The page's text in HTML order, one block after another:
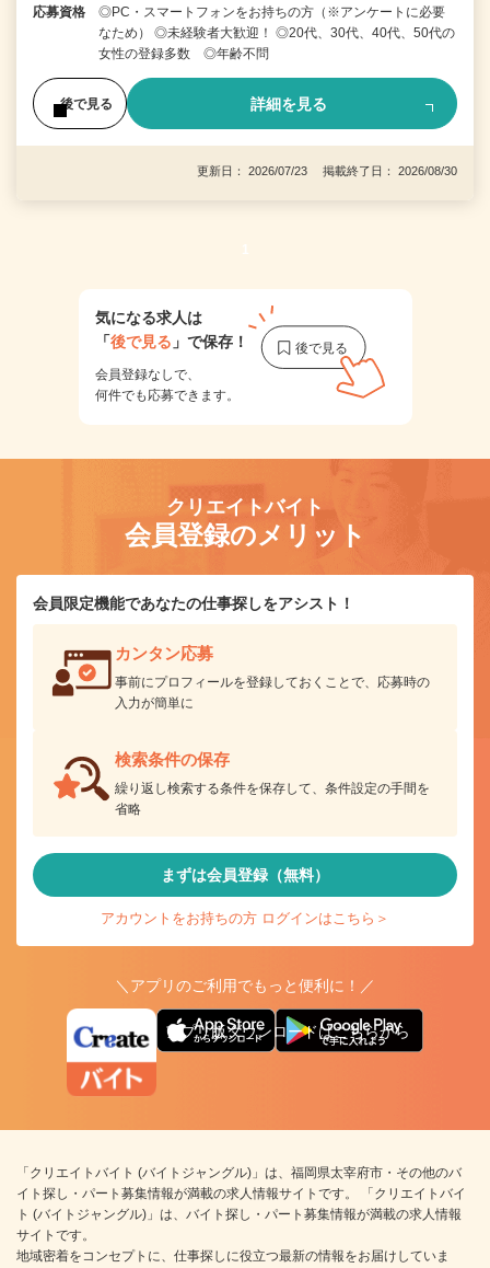
応募資格
◎PC・スマートフォンをお持ちの方（※アンケートに必要
なため） ◎未経験者大歓迎！ ◎20代、30代、40代、50代の
女性の登録多数 ◎年齢不問
後で見る 詳細を見る
更新日： 2026/07/23 掲載終了日： 2026/08/30
1
気になる求人は
「後で見る 」で保存！
会員登録なしで、
何件でも応募できます。
クリエイトバイト
会員登録のメリット
会員限定機能であなたの仕事探しをアシスト！
カンタン応募
事前にプロフィールを登録しておくことで、応募時の
入力が簡単に
検索条件の保存
繰り返し検索する条件を保存して、条件設定の手間を
省略
まずは会員登録（無料）
アカウントをお持ちの方 ログインはこちら＞
＼アプリのご利用でもっと便利に！／
アプリ版ダウンロードはこちらから
「クリエイトバイト (バイトジャングル)」は、福岡県太宰府市・その他のバ
イト探し・パート募集情報が満載の求人情報サイトです。 「クリエイトバイ
ト (バイトジャングル)」は、バイト探し・パート募集情報が満載の求人情報
サイトです。
地域密着をコンセプトに、仕事探しに役立つ最新の情報をお届けしていま